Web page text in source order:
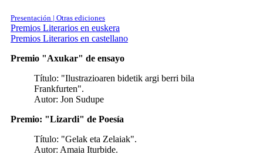
Presentación | Otras ediciones
Premios Literarios en euskera
Premios Literarios en castellano
Premio "Axukar" de ensayo
Título: "Ilustrazioaren bidetik argi berri bila
Frankfurten".
Autor: Jon Sudupe
Premio: "Lizardi" de Poesía
Título: "Gelak eta Zelaiak".
Autor: Amaia Iturbide.